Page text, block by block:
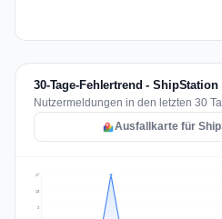
30-Tage-Fehlertrend - ShipStation
Nutzermeldungen in den letzten 30
Ausfallkarte für
9
13
17